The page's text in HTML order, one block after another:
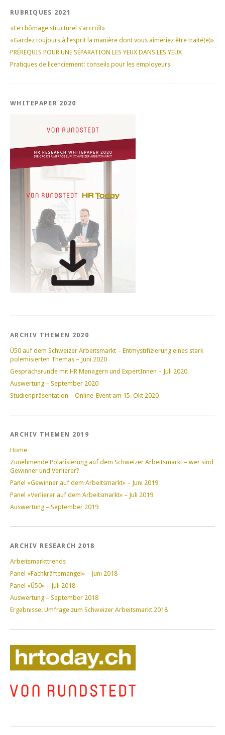
RUBRIQUES 2021
«Le chômage structurel s‘accroît»
«Gardez toujours à l’esprit la manière dont vous aimeriez être traité(e)»
PRÉREQUIS POUR UNE SÉPARATION LES YEUX DANS LES YEUX
Pratiques de licenciement: conseils pour les employeurs
WHITEPAPER 2020
ARCHIV THEMEN 2020
Ü50 auf dem Schweizer Arbeitsmarkt – Entmystifizierung eines stark
polemisierten Themas – Juni 2020
Gesprächsrunde mit HR Managern und ExpertInnen – Juli 2020
Auswertung – September 2020
Studienpräsentation – Online-Event am 15. Okt 2020
ARCHIV THEMEN 2019
Home
Zunehmende Polarisierung auf dem Schweizer Arbeitsmarkt – wer sind
Gewinner und Verlierer?
Panel «Gewinner auf dem Arbeitsmarkt» – Juni 2019
Panel «Verlierer auf dem Arbeitsmarkt» – Juli 2019
Auswertung – September 2019
ARCHIV RESEARCH 2018
Arbeitsmarkttrends
Panel «Fachkräftemangel» – Juni 2018
Panel «Ü50» – Juli 2018
Auswertung – September 2018
Ergebnisse: Umfrage zum Schweizer Arbeitsmarkt 2018